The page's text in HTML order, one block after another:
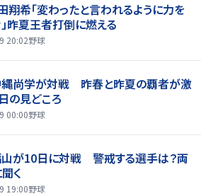
翔希「変わったと言われるように力を
昨夏王者打倒に燃える
20:02野球
尚学が対戦 昨春と昨夏の覇者が激
見どころ
00:00野球
が10日に対戦 警戒する選手は？両
く
19:00野球